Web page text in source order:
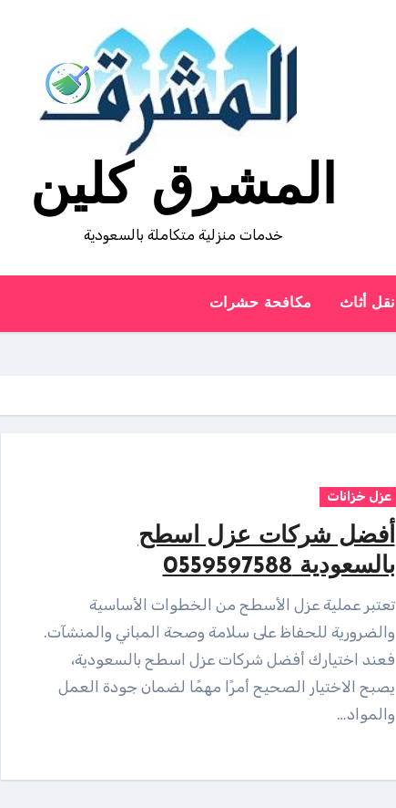
المشرق كلين
خدمات منزلية متكاملة بالسعودية
نقل أثاث مكافحة حشرات
عزل خزانات
أفضل شركات عزل اسطح
بالسعودية 0559597588
تعتبر عملية عزل الأسطح من الخطوات الأساسية
والضرورية للحفاظ على سلامة وصحة المباني والمنشآت.
فعند اختيارك أفضل شركات عزل اسطح بالسعودية،
يصبح الاختيار الصحيح أمرًا مهمًا لضمان جودة العمل
والمواد…